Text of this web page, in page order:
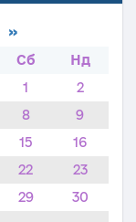
»
Сб
Нд
1
2
8
9
15
16
22
23
29
30